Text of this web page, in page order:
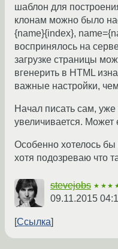
шаблон для
клонам можно было
{name}{index},
воспринялось на
загрузке страницы
вгенерить в HTML
важные настройки,
Начал писать сам, уже
увеличивается. Может
Особенно хотелось бы
хотя подозреваю что
stevejobs
09.11.2015
Ссылка